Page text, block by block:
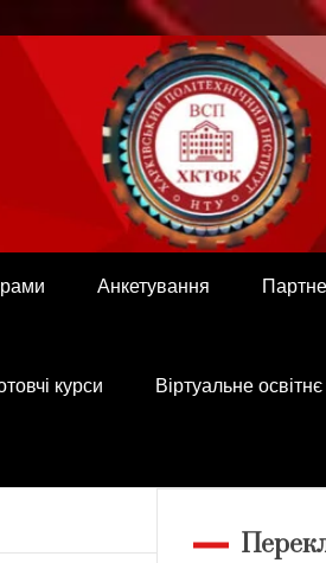
Анкетування
курси Віртуальне